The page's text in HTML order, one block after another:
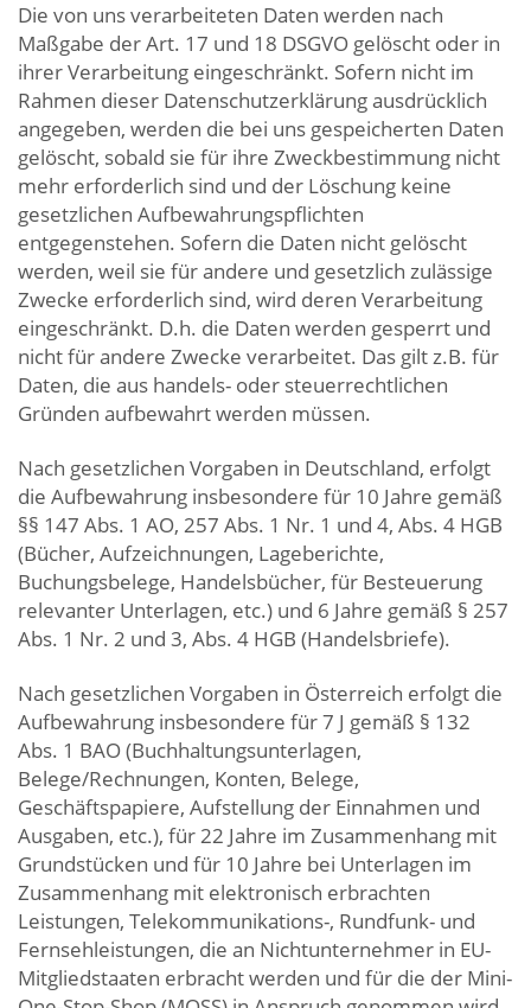
Die von uns verarbeiteten Daten werden nach
Maßgabe der Art. 17 und 18 DSGVO gelöscht oder in
ihrer Verarbeitung eingeschränkt. Sofern nicht im
Rahmen dieser Datenschutzerklärung ausdrücklich
angegeben, werden die bei uns gespeicherten Daten
gelöscht, sobald sie für ihre Zweckbestimmung nicht
mehr erforderlich sind und der Löschung keine
gesetzlichen Aufbewahrungspflichten
entgegenstehen. Sofern die Daten nicht gelöscht
werden, weil sie für andere und gesetzlich zulässige
Zwecke erforderlich sind, wird deren Verarbeitung
eingeschränkt. D.h. die Daten werden gesperrt und
nicht für andere Zwecke verarbeitet. Das gilt z.B. für
Daten, die aus handels- oder steuerrechtlichen
Gründen aufbewahrt werden müssen.
Nach gesetzlichen Vorgaben in Deutschland, erfolgt
die Aufbewahrung insbesondere für 10 Jahre gemäß
§§ 147 Abs. 1 AO, 257 Abs. 1 Nr. 1 und 4, Abs. 4 HGB
(Bücher, Aufzeichnungen, Lageberichte,
Buchungsbelege, Handelsbücher, für Besteuerung
relevanter Unterlagen, etc.) und 6 Jahre gemäß § 257
Abs. 1 Nr. 2 und 3, Abs. 4 HGB (Handelsbriefe).
Nach gesetzlichen Vorgaben in Österreich erfolgt die
Aufbewahrung insbesondere für 7 J gemäß § 132
Abs. 1 BAO (Buchhaltungsunterlagen,
Belege/Rechnungen, Konten, Belege,
Geschäftspapiere, Aufstellung der Einnahmen und
Ausgaben, etc.), für 22 Jahre im Zusammenhang mit
Grundstücken und für 10 Jahre bei Unterlagen im
Zusammenhang mit elektronisch erbrachten
Leistungen, Telekommunikations-, Rundfunk- und
Fernsehleistungen, die an Nichtunternehmer in EU-
Mitgliedstaaten erbracht werden und für die der Mini-